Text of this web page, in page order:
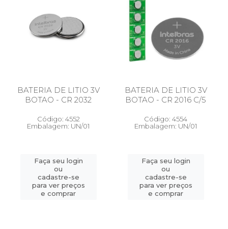
BATERIA DE LITIO 3V
BOTAO - CR 2032
Código: 4552
Embalagem: UN/01
Faça seu login
ou
cadastre-se
para ver preços
e comprar
BATERIA DE LITIO 3V
BOTAO - CR 2016 C/5
Código: 4554
Embalagem: UN/01
Faça seu login
ou
cadastre-se
para ver preços
e comprar